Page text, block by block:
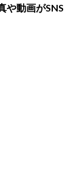
や動画がSNS